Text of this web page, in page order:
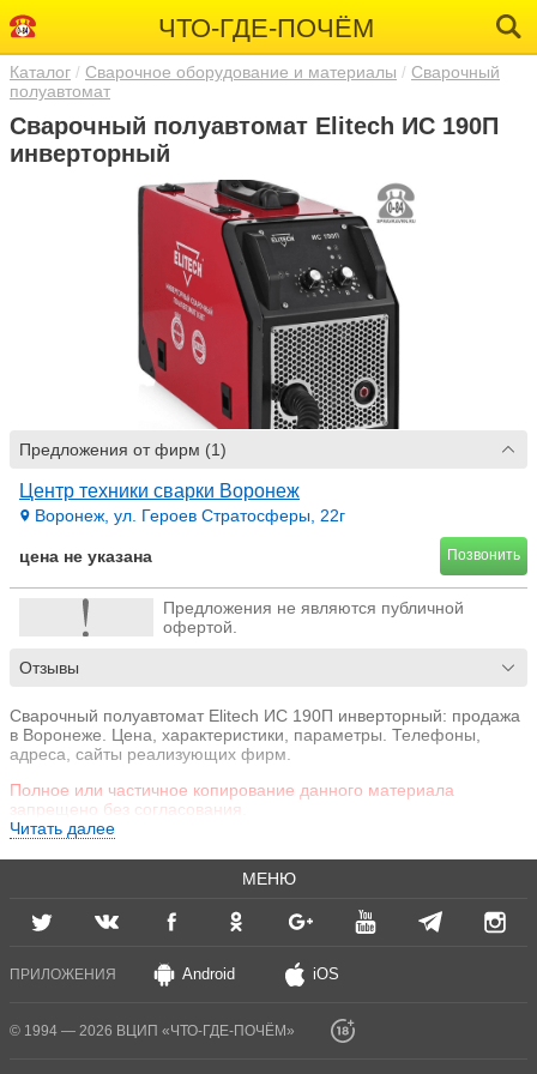
ЧТО-ГДЕ-ПОЧЁМ
Каталог Сварочное оборудование и материалы
Сварочный
полуавтомат
Сварочный полуавтомат Elitech ИС 190П
инверторный
Предложения от фирм (1)
Центр техники сварки Воронеж
Воронеж, ул. Героев Стратосферы, 22г
цена не указана Позвонить
Предложения не являются публичной
офертой.
Отзывы
Сварочный полуавтомат Elitech ИС 190П инверторный: продажа
в Воронеже. Цена, характеристики, параметры. Телефоны,
адреса, сайты реализующих фирм.
Полное или частичное копирование данного материала
запрещено без согласования.
Читать далее
МЕНЮ
ПРИЛОЖЕНИЯ Android iOS
© 1994 — 2026 ВЦИП «ЧТО-ГДЕ-ПОЧЁМ»